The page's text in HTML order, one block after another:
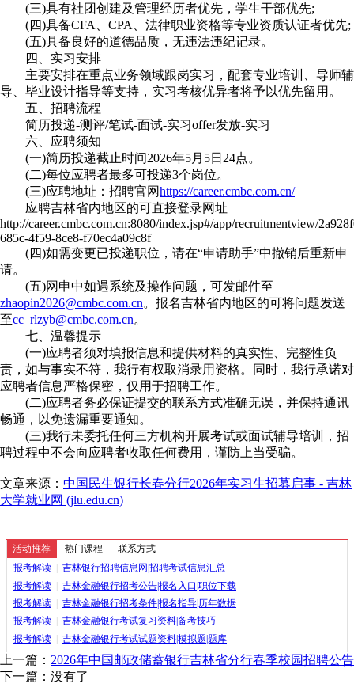
(三)具有社团创建及管理经历者优先，学生干部优先;
(四)具备CFA、CPA、法律职业资格等专业资质认证者优先;
(五)具备良好的道德品质，无违法违纪记录。
四、实习安排
主要安排在重点业务领域跟岗实习，配套专业培训、导师辅
导、毕业设计指导等支持，实习考核优异者将予以优先留用。
五、招聘流程
简历投递-测评/笔试-面试-实习offer发放-实习
六、应聘须知
(一)简历投递截止时间2026年5月5日24点。
(二)每位应聘者最多可投递3个岗位。
(三)应聘地址：招聘官网https://career.cmbc.com.cn/
应聘吉林省内地区的可直接登录网址
http://career.cmbc.com.cn:8080/index.jsp#/app/recruitmentview/
685c-4f59-8ce8-f70ec4a09c8f
(四)如需变更已投递职位，请在“申请助手”中撤销后重新申
请。
(五)网申中如遇系统及操作问题，可发邮件至
zhaopin2026@cmbc.com.cn。报名吉林省内地区的可将问题发送
至cc_rlzyb@cmbc.com.cn。
七、温馨提示
(一)应聘者须对填报信息和提供材料的真实性、完整性负
责，如与事实不符，我行有权取消录用资格。同时，我行承诺对
应聘者信息严格保密，仅用于招聘工作。
(二)应聘者务必保证提交的联系方式准确无误，并保持通讯
畅通，以免遗漏重要通知。
(三)我行未委托任何三方机构开展考试或面试辅导培训，招
聘过程中不会向应聘者收取任何费用，谨防上当受骗。
文章来源： 中国民生银行长春分行2026年实习生招募启事 - 吉林
大学就业网 (jlu.edu.cn)
活动推荐 热门课程 联系方式
报考解读
吉林银行招聘信息网|招聘考试信息汇总
报考解读
吉林金融银行招考公告|报名入口|职位下载
报考解读
吉林金融银行招考条件|报名指导|历年数据
报考解读
吉林金融银行考试复习资料|备考技巧
报考解读
吉林金融银行考试试题资料|模拟题|题库
上一篇： 2026年中国邮政储蓄银行吉林省分行春季校园招聘公告
下一篇：没有了